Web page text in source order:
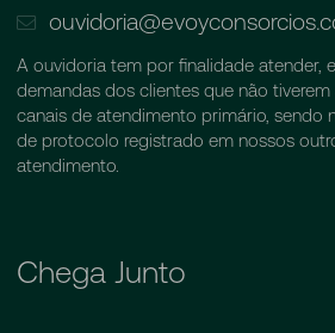
A ouvidoria tem por finalidade atender,
demandas dos clientes que não
canais de atendimento primário, sendo
de protocolo registrado em nossos
atendimento.
Chega Junto